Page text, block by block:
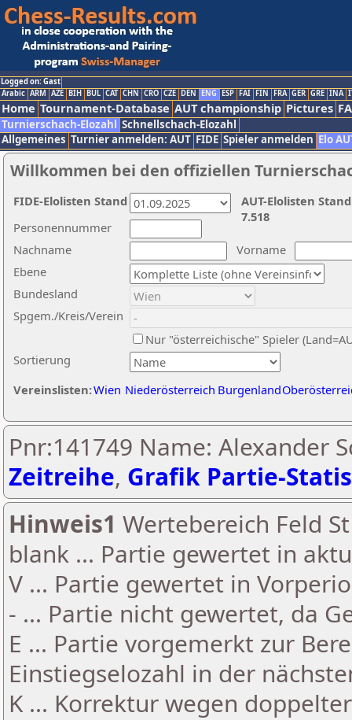
Logged on: Gast
Arabic ARM AZE BIH BUL CAT CHN CRO CZE DEN ENG ESP FAI FIN FRA GER GRE INA
Home Tournament-Database AUT championship Pictures
Turnierschach-Elozahl Schnellschach-Elozahl
Allgemeines Turnier anmelden: AUT FIDE Spieler anmelden Elo
Willkommen bei den offiziellen
Nachname
Vorname
Ebene
Sortierung
Personennummer
Bundesland
Spgem./Kreis/Verein
Nur "österreichische" Spieler
Vereinslisten:Wien Niederösterreich Burgenland
AUT-Elolisten
7.518
FIDE-Elolisten Stand
Pnr:141749 Name: Alexander
Zeitreihe, Grafik Partie-
Hinweis1 Wertebereich Feld
blank ... Partie gewertet in
V ... Partie gewertet in
- ... Partie nicht gewertet, da
E ... Partie vorgemerkt zur
Einstiegselozahl in der
K ... Korrektur wegen